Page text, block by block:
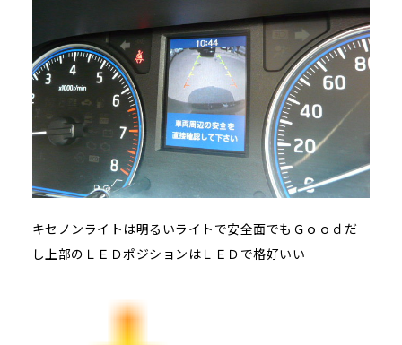
キセノンライトは明るいライトで安全面でもＧｏｏｄだ
し上部のＬＥＤポジションはＬＥＤで格好いい